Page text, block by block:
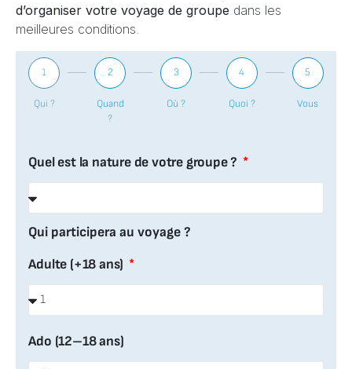
d’organiser votre voyage de groupe dans les
meilleures conditions.
1
Qui ?
2
Quand
?
3
Où ?
4
Quoi ?
5
Vous
Quel est la nature de votre groupe ?
Qui participera au voyage ?
Adulte (+18 ans)
Ado (12–18 ans)